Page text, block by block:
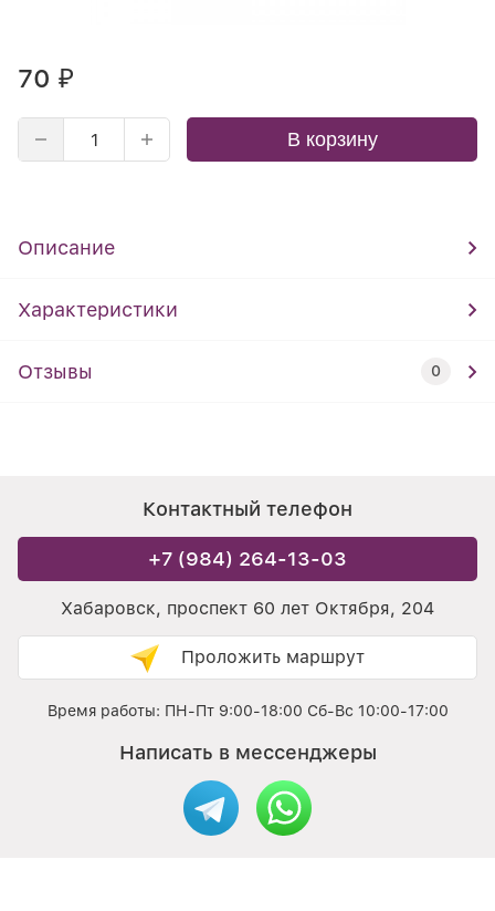
70 ₽
В корзину
Описание
Характеристики
Отзывы 0
Контактный телефон
+7 (984) 264-13-03
Хабаровск, проспект 60 лет Октября, 204
Проложить маршрут
Время работы: ПН-Пт 9:00-18:00 Сб-Вс 10:00-17:00
Написать в мессенджеры